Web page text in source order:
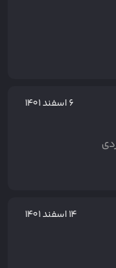
۶ اسفند ۱۴۰۱
۱۴ اسفند ۱۴۰۱